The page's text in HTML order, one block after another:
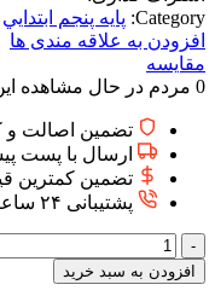
Category: پايه پنجم ابتدايي
افزودن به علاقه مندی ها
مقایسه
0 مردم در حال مشاهده
تضمین اصالت و
ارسال با پست
تضمین کمترین
پشتیبانی ۲۴ ساعته
کتابچه
های
ریاضی
افزودن به سبد خرید